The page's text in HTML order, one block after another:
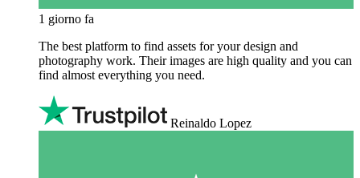
1 giorno fa
The best platform to find assets for your design and
photography work. Their images are high quality and you can
find almost everything you need.
Reinaldo Lopez